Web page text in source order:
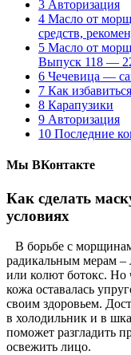
3 Авторизация
4 Масло от
средств,
5 Масло от
Выпуск 118 —
6 Чечевица —
7 Как
8 Карапузики
9 Авторизация
10 Последние
Мы ВКонтакте
Как сделать
условиях
В борьбе с
радикальным мерам –
или колют ботокс. Но
кожа оставалась
своим здоровьем.
в холодильник и в
поможет разгладить
освежить лицо.